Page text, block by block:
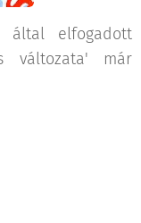
által elfogadott
változata' már